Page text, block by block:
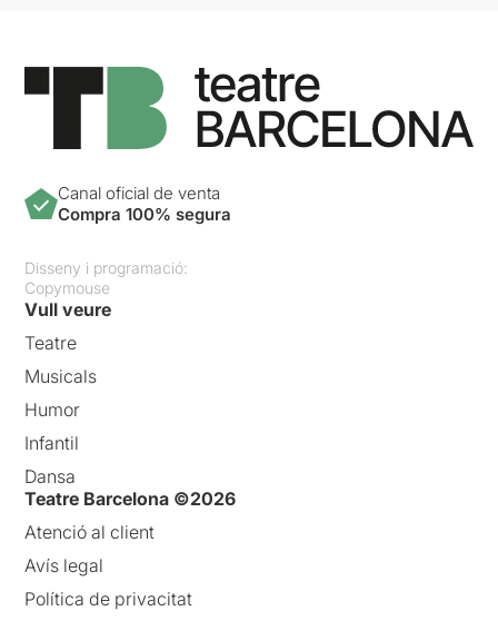
Canal oficial de venta
Compra 100% segura
Disseny i programació:
Copymouse
Vull veure
Teatre
Musicals
Humor
Infantil
Dansa
Teatre Barcelona ©2026
Atenció al client
Avís legal
Política de privacitat